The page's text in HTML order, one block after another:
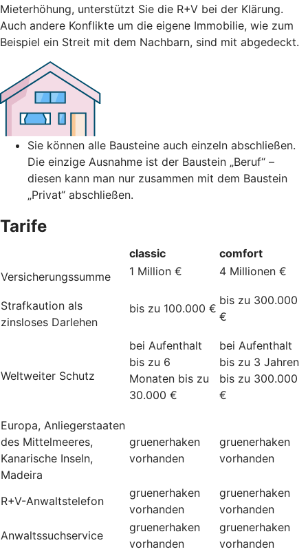
Mieterhöhung, unterstützt Sie die R+V bei der Klärung.
Auch andere Konflikte um die eigene Immobilie, wie zum
Beispiel ein Streit mit dem Nachbarn, sind mit abgedeckt.
Sie können alle Bausteine auch einzeln abschließen.
Die einzige Ausnahme ist der Baustein „Beruf“ –
diesen kann man nur zusammen mit dem Baustein
„Privat“ abschließen.
Tarife
classic
comfort
Versicherungssumme
1 Million € 4 Millionen €
Strafkaution als
zinsloses Darlehen
bis zu 100.000 €
bis zu 300.000
€
Weltweiter Schutz
bei Aufenthalt
bis zu 6
Monaten bis zu
30.000 €
bei Aufenthalt
bis zu 3 Jahren
bis zu 300.000
€
Europa, Anliegerstaaten
des Mittelmeeres,
Kanarische Inseln,
Madeira
gruenerhaken
vorhanden
gruenerhaken
vorhanden
R+V-Anwaltstelefon
gruenerhaken
vorhanden
gruenerhaken
vorhanden
Anwaltssuchservice
gruenerhaken
vorhanden
gruenerhaken
vorhanden